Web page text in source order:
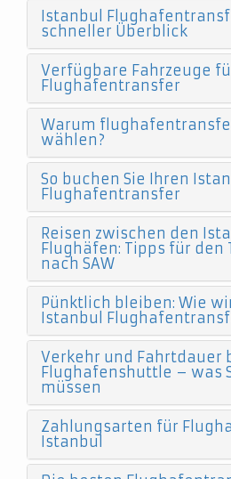
Istanbul
schneller Überblick
Verfügbare Fahrzeuge
Flughafentransfer
Warum
wählen?
So buchen Sie Ihren
Flughafentransfer
Reisen zwischen den
Flughäfen: Tipps für den
nach SAW
Pünktlich bleiben: Wie
Istanbul
Verkehr und Fahrtdauer
Flughafenshuttle – was
müssen
Zahlungsarten für
Istanbul